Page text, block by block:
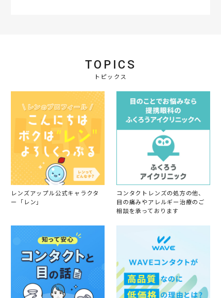
TOPICS
トピックス
レンズアップル公式キャラクタ
ー「レン」
コンタクトレンズの処方の他、
目の痛みやアレルギー治療のご
相談を承っております